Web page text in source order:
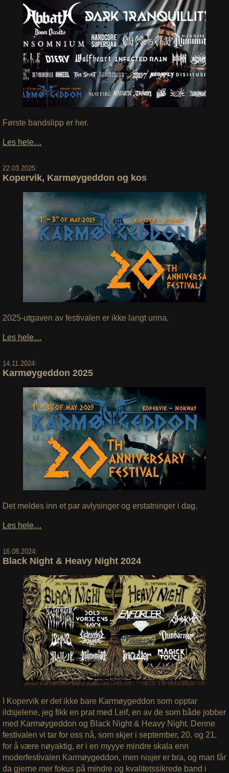
Første bandslipp er her.
Les hele…
22.03.2025:
Kopervik, Karmøygeddon og kos
2025-utgaven av festivalen er ikke langt unna.
Les hele…
14.11.2024:
Karmøygeddon 2025
Det meldes inn et par avlysinger og erstatninger i dag.
Les hele…
16.08.2024:
Black Night & Heavy Night 2024
I Kopervik er det ikke bare Karmøygeddon som opptar
ildsjelene, jeg fikk en prat med Leif, en av de som både jobber
med Karmøygeddon og Black Night & Heavy Night. Denne
festivalen vi tar for oss nå, som skjer i september, 20. og 21.
for å være nøyaktig, er i en myyye mindre skala enn
moderfestivalen Karmøygeddon, men nisjer er bra, og man får
da gjerne mer fokus på mindre og kvalitetssikrede band i